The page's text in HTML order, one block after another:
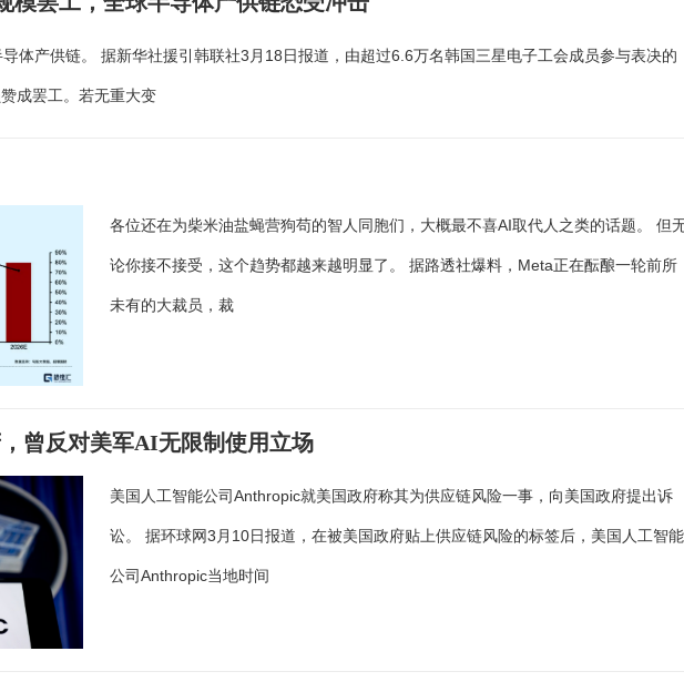
体产供链。 据新华社援引韩联社3月18日报道，由超过6.6万名韩国三星电子工会成员参与表决的
成罢工。若无重大变
各位还在为柴米油盐蝇营狗苟的智人同胞们，大概最不喜AI取代人之类的话题。 但
论你接不接受，这个趋势都越来越明显了。 据路透社爆料，Meta正在酝酿一轮前所
未有的大裁员，裁
曾反对美军AI无限制使用立场
美国人工智能公司Anthropic就美国政府称其为供应链风险一事，向美国政府提出诉
讼。 据环球网3月10日报道，在被美国政府贴上供应链风险的标签后，美国人工智能
公司Anthropic当地时间